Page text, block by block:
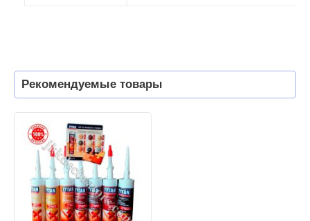
Рекомендуемые товары